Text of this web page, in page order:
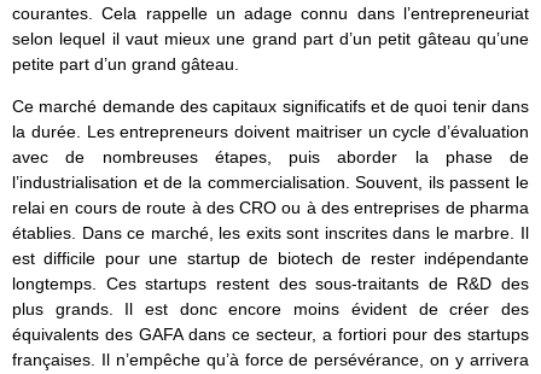
courantes. Cela rappelle un adage connu dans l’entrepreneuriat
selon lequel il vaut mieux une grand part d’un petit gâteau qu’une
petite part d’un grand gâteau.
Ce marché demande des capitaux significatifs et de quoi tenir dans
la durée. Les entrepreneurs doivent maitriser un cycle d’évaluation
avec de nombreuses étapes, puis aborder la phase de
l’industrialisation et de la commercialisation. Souvent, ils passent le
relai en cours de route à des CRO ou à des entreprises de pharma
établies. Dans ce marché, les exits sont inscrites dans le marbre. Il
est difficile pour une startup de biotech de rester indépendante
longtemps. Ces startups restent des sous-traitants de R&D des
plus grands. Il est donc encore moins évident de créer des
équivalents des GAFA dans ce secteur, a fortiori pour des startups
françaises. Il n’empêche qu’à force de persévérance, on y arrivera